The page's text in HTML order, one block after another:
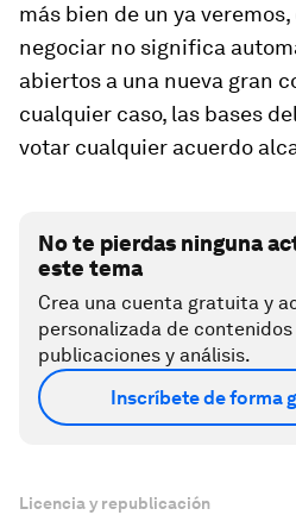
más bien de un ya
negociar no significa
abiertos a una nueva gran
cualquier caso, las bases
votar cualquier acuerdo
No te pierdas ninguna
este tema
Crea una cuenta gratuita y
personalizada de
publicaciones y análisis.
Inscríbete de forma
Licencia y republicación